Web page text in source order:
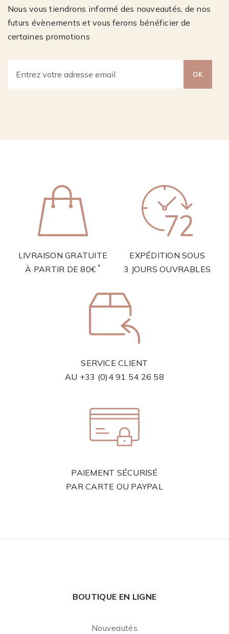
Nous vous tiendrons informé des nouveautés, de nos
futurs évènements et vous ferons bénéficier de
certaines promotions
OK
LIVRAISON GRATUITE
À PARTIR DE 80€ *
EXPÉDITION SOUS
3 JOURS OUVRABLES
SERVICE CLIENT
AU +33 (0)4 91 54 26 58
PAIEMENT SÉCURISÉ
PAR CARTE OU PAYPAL
BOUTIQUE EN LIGNE
Nouveautés